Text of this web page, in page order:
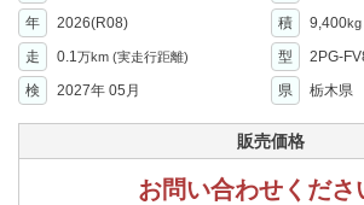
年
2026(R08) 積 9,400kg
走 0.1万km (実走行距離) 型
2PG-
検
2027年 05月 県 栃木県
販売価格
お問い合わせくださ